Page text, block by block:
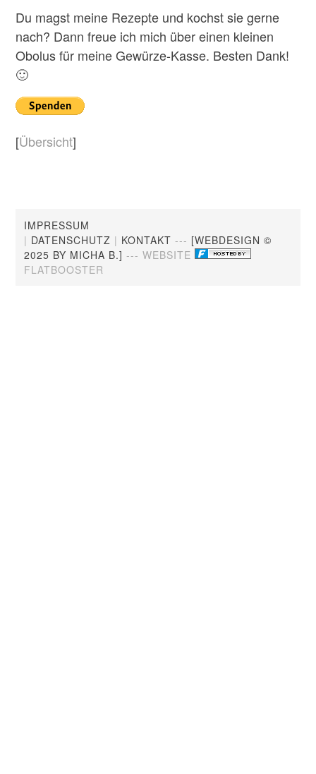
Du magst meine Rezepte und kochst sie gerne
nach? Dann freue ich mich über einen kleinen
Obolus für meine Gewürze-Kasse. Besten Dank!
🙂
[Übersicht]
IMPRESSUM
| DATENSCHUTZ | KONTAKT --- [WEBDESIGN ©
2025 BY MICHA B.] --- WEBSITE
FLATBOOSTER